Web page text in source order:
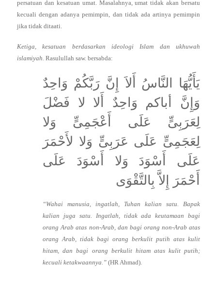
persatuan dan kesatuan umat. Masalahnya, umat tidak akan bersatu
kecuali dengan adanya pemimpin, dan tidak ada artinya pemimpin
jika tidak ditaati.
Ketiga, kesatuan berdasarkan ideologi Islam dan ukhuwah
islamiyah. Rasulullah saw. bersabda:
يَأَيُّهَا النَّاسُ أَلاَ إِنَّ رَبَّكُمْ وَاحِدٌ
وَإِنَّ أباكم وَاحِدٌ أَلا لا فَضْلَ
لِعَرَبِىٍّ عَلَى أَعْجَمِىٍّ وَلا
لِعَجَمِىٍّ عَلَى عَرَبِىٍّ وَلا لأَحْمَرَ
عَلَى أَسْوَدَ وَلا أَسْوَدَ عَلَى
أَحْمَرَ إِلاَّ بِالتَّقْوَى
“Wahai manusia, ingatlah, Tuhan kalian satu. Bapak
kalian juga satu. Ingatlah, tidak ada keutamaan bagi
orang Arab atas non-Arab, dan bagi orang non-Arab atas
orang Arab, tidak bagi orang berkulit putih atas kulit
hitam, dan bagi orang berkulit hitam atas kulit putih;
kecuali ketakwaannya.”(HR Ahmad).